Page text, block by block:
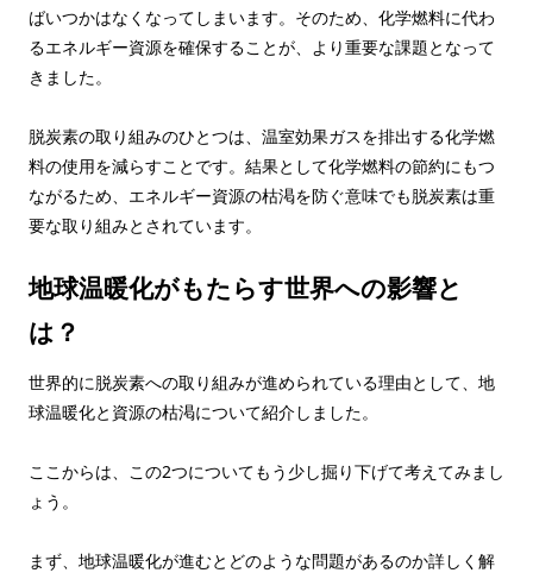
ばいつかはなくなってしまいます。そのため、化学燃料に代わ
るエネルギー資源を確保することが、より重要な課題となって
きました。
脱炭素の取り組みのひとつは、温室効果ガスを排出する化学燃
料の使用を減らすことです。結果として化学燃料の節約にもつ
ながるため、エネルギー資源の枯渇を防ぐ意味でも脱炭素は重
要な取り組みとされています。
地球温暖化がもたらす世界への影響と
は？
世界的に脱炭素への取り組みが進められている理由として、地
球温暖化と資源の枯渇について紹介しました。
ここからは、この2つについてもう少し掘り下げて考えてみまし
ょう。
まず、地球温暖化が進むとどのような問題があるのか詳しく解